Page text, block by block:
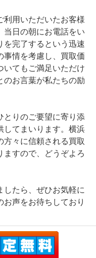
利用いただいたお客様
当日の朝にお電話をい
を完了するという迅速
事情を考慮し、買取価
いてもご満足いただけ
のお言葉が私たちの励
とりのご要望に寄り添
してまいります。横浜
方々に信頼される買取
ますので、どうぞよろ
したら、ぜひお気軽に
声をお待ちしており